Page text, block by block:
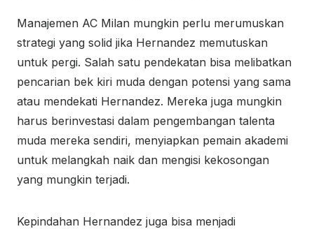
Manajemen AC Milan mungkin perlu merumuskan
strategi yang solid jika Hernandez memutuskan
untuk pergi. Salah satu pendekatan bisa melibatkan
pencarian bek kiri muda dengan potensi yang sama
atau mendekati Hernandez. Mereka juga mungkin
harus berinvestasi dalam pengembangan talenta
muda mereka sendiri, menyiapkan pemain akademi
untuk melangkah naik dan mengisi kekosongan
yang mungkin terjadi.
Kepindahan Hernandez juga bisa menjadi